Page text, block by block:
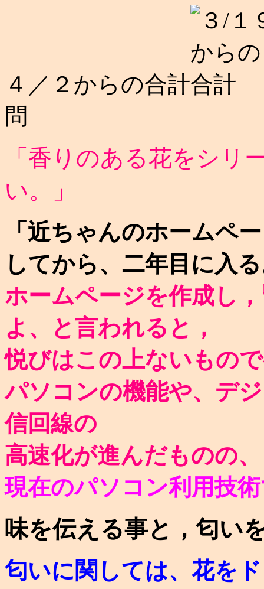
４／２からの合計
問
「香りのある花をシリ
い。」
「近ちゃんのホームペ
してから、二年目に入
ホームページを作成し
よ、と言われると，
悦びはこの上ないもの
パソコンの機能や、デ
信回線の
高速化が進んだものの、
現在のパソコン利用技
味を伝える事と，匂い
匂いに関しては、花を